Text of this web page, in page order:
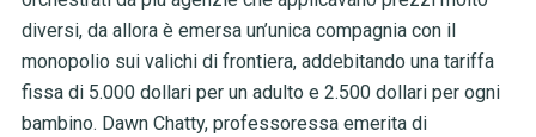
diversi, da allora è emersa un’unica compagnia con il
monopolio sui valichi di frontiera, addebitando una tariffa
fissa di 5.000 dollari per un adulto e 2.500 dollari per ogni
bambino. Dawn Chatty, professoressa emerita di